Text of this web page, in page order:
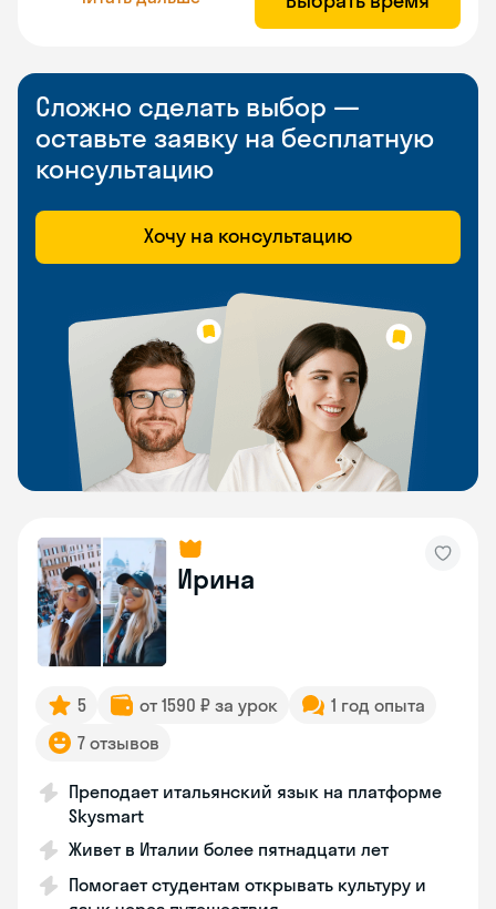
Сложно сделать выбор —
оставьте заявку на бесплатную
консультацию
Хочу на консультацию
Ирина
5 от 1590 ₽ за урок
1 год опыта
7 отзывов
Преподает итальянский язык на платформе
Skysmart
Живет в Италии более пятнадцати лет
Помогает студентам открывать культуру и